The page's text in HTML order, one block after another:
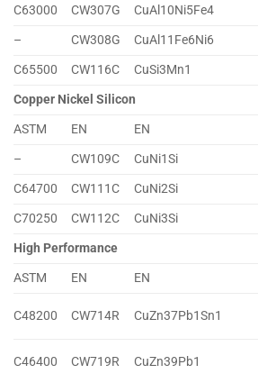
C63000
CW307G CuAl10Ni5Fe4
–
CW308G CuAl11Fe6Ni6
C65500
CW116C CuSi3Mn1
Copper Nickel Silicon
ASTM
EN EN
–
CW109C CuNi1Si
C64700
CW111C CuNi2Si
C70250
CW112C CuNi3Si
High Performance
ASTM
EN EN
C48200 CW714R CuZn37Pb1Sn1
C46400 CW719R CuZn39Pb1